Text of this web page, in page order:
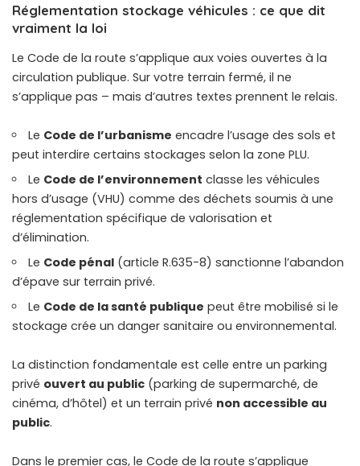
Réglementation stockage véhicules : ce que dit
vraiment la loi
Le Code de la route s’applique aux voies ouvertes à la
circulation publique. Sur votre terrain fermé, il ne
s’applique pas – mais d’autres textes prennent le relais.
Le Code de l’urbanisme encadre l’usage des sols et
peut interdire certains stockages selon la zone PLU.
Le Code de l’environnement classe les véhicules
hors d’usage (VHU) comme des déchets soumis à une
réglementation spécifique de valorisation et
d’élimination.
Le Code pénal (article R.635-8) sanctionne l’abandon
d’épave sur terrain privé.
Le Code de la santé publique peut être mobilisé si le
stockage crée un danger sanitaire ou environnemental.
La distinction fondamentale est celle entre un parking
privé ouvert au public (parking de supermarché, de
cinéma, d’hôtel) et un terrain privé non accessible au
public.
Dans le premier cas, le Code de la route s’applique